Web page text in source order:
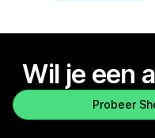
Wil je een
Probeer